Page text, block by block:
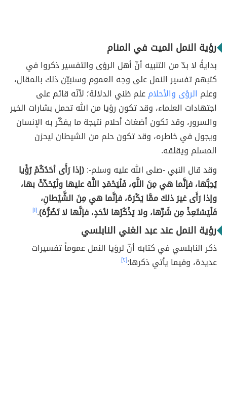
رؤية النمل الميت في المنام
بدايةً لا بدّ من التنبيه أنّ أهل الرؤى والتفسير ذكروا في
كتبهم تفسير النمل على وجه العموم وسنبيّن ذلك بالمقال،
وعلم الرؤى والأحلامعلم ظني الدلالة؛ لأنّه قائم على
اجتهادات العلماء، وقد تكون رؤيا من الله تحمل بشارات الخير
والسرور، وقد تكون أضغاث أحلام نتيجة ما يفكّر به الإنسان
ويجول في خاطره، وقد تكون حلم من الشيطان ليحزن
المسلم ويقلقه.
وقد قال النبي -صلى الله عليه وسلم-:(إذا رَأَى أحَدُكُمْ رُؤْيا
يُحِبُّها، فإنَّما هي مِنَ اللَّهِ، فَلْيَحْمَدِ اللَّهَ عليها ولْيُحَدِّثْ بها،
وإذا رَأَى غيرَ ذلكَ ممَّا يَكْرَهُ، فإنَّما هي مِنَ الشَّيْطانِ،
فَلْيَسْتَعِذْ مِن شَرِّها، ولا يَذْكُرْها لأحَدٍ، فإنَّها لا تَضُرُّهُ).[١]
رؤية النمل عند عبد الغني النابلسي
ذكر النابلسي في كتابه أنّ لرؤيا النمل عموماً تفسيرات
عديدة، وفيما يأتي ذكرها:[٢]